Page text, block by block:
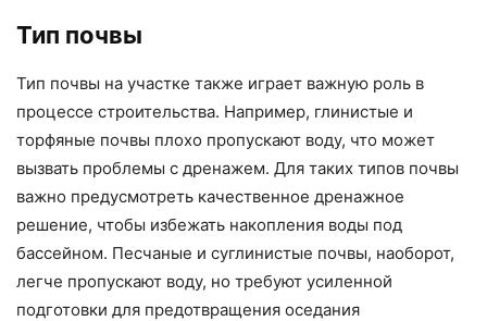
Тип почвы
Тип почвы на участке также играет важную роль в
процессе строительства. Например, глинистые и
торфяные почвы плохо пропускают воду, что может
вызвать проблемы с дренажем. Для таких типов почвы
важно предусмотреть качественное дренажное
решение, чтобы избежать накопления воды под
бассейном. Песчаные и суглинистые почвы, наоборот,
легче пропускают воду, но требуют усиленной
подготовки для предотвращения оседания